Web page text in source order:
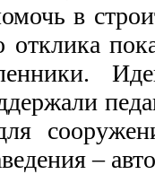
в
отклика
–